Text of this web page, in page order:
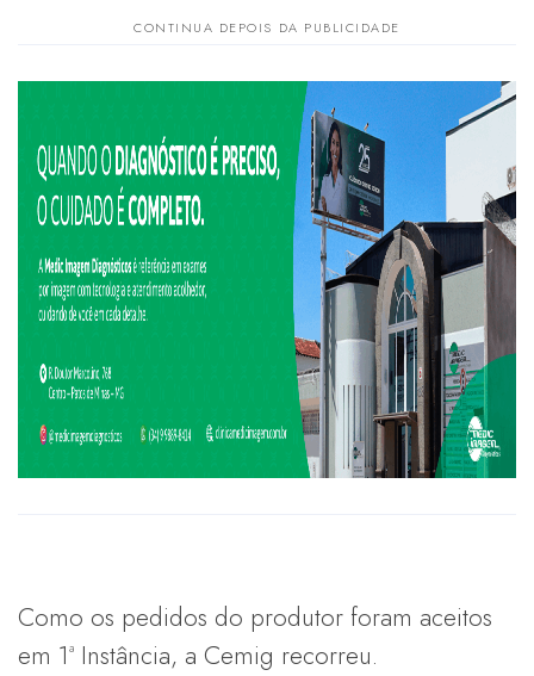
Como os pedidos do produtor foram aceitos
em 1ª Instância, a Cemig recorreu.